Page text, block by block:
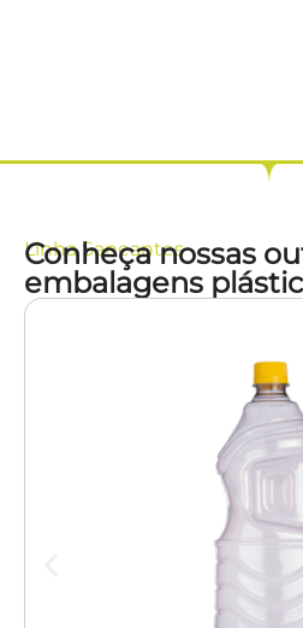
LinhaSaneantes
Conheça nossas
embalagens